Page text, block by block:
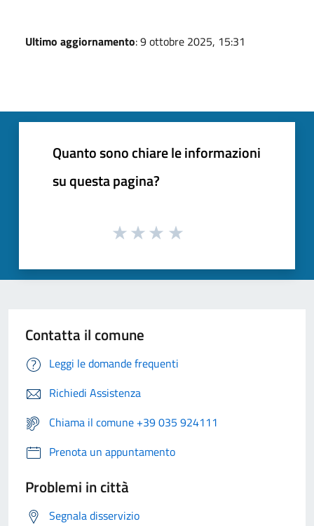
Ultimo aggiornamento: 9 ottobre 2025, 15:31
Quanto sono chiare le informazioni
su questa pagina?
Contatta il comune
Leggi le domande frequenti
Richiedi Assistenza
Chiama il comune +39 035 924111
Prenota un appuntamento
Problemi in città
Segnala disservizio